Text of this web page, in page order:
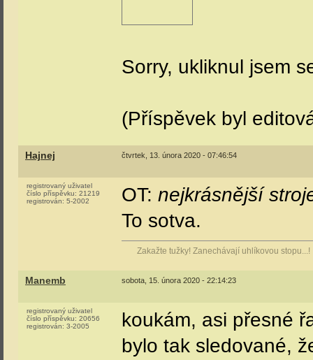
Sorry, ukliknul jsem
(Příspěvek byl
Hajnej čtvrtek, 13. února 2020 - 07:46:54
registrovaný uživatel
číslo příspěvku: 21219
registrován: 5-2002 OT: nejkrásnější
To sotva.
Zakažte tužky! Zanechávají uhlíkovou stopu...!
Manemb sobota, 15. února 2020 - 22:14:23
registrovaný uživatel
číslo příspěvku: 20656
registrován: 3-2005
koukám, asi přesné
bylo tak sledované,